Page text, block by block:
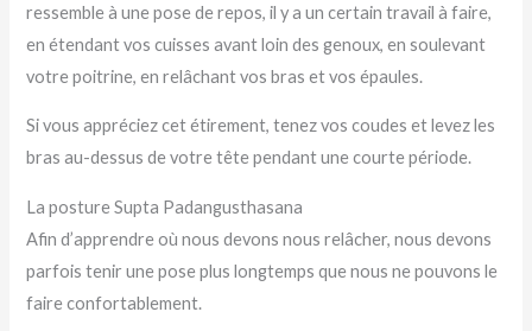
ressemble à une pose de repos, il y a un certain travail à faire,
en étendant vos cuisses avant loin des genoux, en soulevant
votre poitrine, en relâchant vos bras et vos épaules.
Si vous appréciez cet étirement, tenez vos coudes et levez les
bras au-dessus de votre tête pendant une courte période.
La posture Supta Padangusthasana
Afin d’apprendre où nous devons nous relâcher, nous devons
parfois tenir une pose plus longtemps que nous ne pouvons le
faire confortablement.